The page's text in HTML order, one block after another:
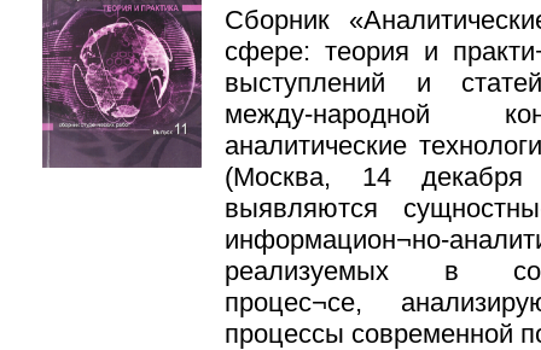
Сборник
сфере: теория и
выступлений и
между-народной
аналитические
(Москва, 14
выявляются
информацион¬но-
реализуемых в
процес¬се,
процессы современной